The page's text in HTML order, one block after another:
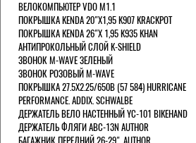
ВЕЛОКОМПЬЮТЕР VDO M1.1
ПОКРЫШКА KENDA 20"Х1,95 K907 KRACKPOT
ПОКРЫШКА KENDA 26"Х 1,95 K935 KHAN
АНТИПРОКОЛЬНЫЙ СЛОЙ K-SHIELD
ЗВОНОК M-WAVE ЗЕЛЕНЫЙ
ЗВОНОК РОЗОВЫЙ M-WAVE
ПОКРЫШКА 27.5X2.25/650B (57 584) HURRICANE
PERFORMANCE. ADDIX. SCHWALBE
ДЕРЖАТЕЛЬ ВЕЛО НАСТЕННЫЙ YC-101 BIKEHAND
ДЕРЖАТЕЛЬ ФЛЯГИ ABC-13N AUTHOR
БАГАЖНИК ПЕРЕДНИЙ 26-29". AUTHOR